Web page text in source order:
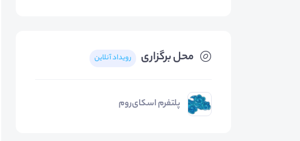
محل برگزاری رویداد آنلاین
پلتفرم اسکای‌روم